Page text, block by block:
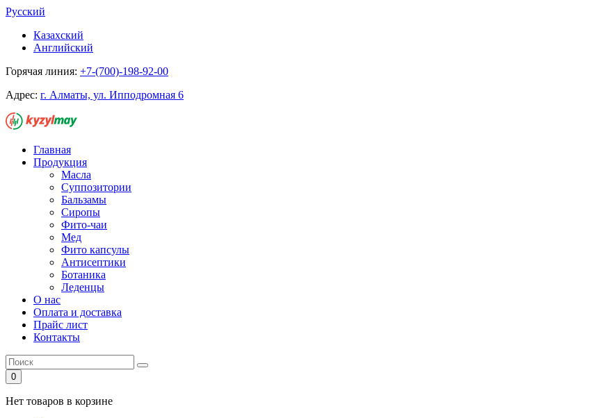
Русский
Казахский
Английский
Горячая линия: +7-(700)-198-92-00
Адрес: г. Алматы, ул. Ипподромная 6
Главная
Продукция
Масла
Суппозитории
Бальзамы
Сиропы
Фито-чаи
Мед
Фито капсулы
Антисептики
Ботаника
Леденцы
О нас
Оплата и доставка
Прайс лист
Контакты
0
Нет товаров в корзине